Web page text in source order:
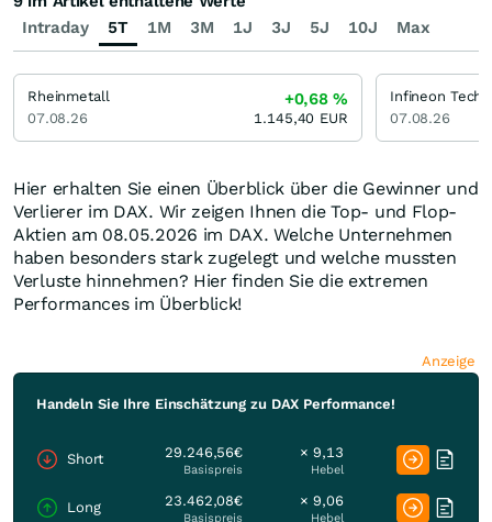
Hier erhalten Sie einen Überblick über die Gewinner und
Verlierer im DAX. Wir zeigen Ihnen die Top- und Flop-
Aktien am 08.05.2026 im DAX. Welche Unternehmen
haben besonders stark zugelegt und welche mussten
Verluste hinnehmen? Hier finden Sie die extremen
Performances im Überblick!
Anzeige
Handeln Sie Ihre Einschätzung zu DAX Performance!
Short 29.246,56€
Basispreis
× 9,13
Hebel
Long 23.462,08€
Basispreis
× 9,06
Hebel
Intraday 5T 1M 3M 1J 3J 5J 10J Max
Rheinmetall
07.08.26
+0,68%
1.145,40 EUR
Infineon
07.08.26